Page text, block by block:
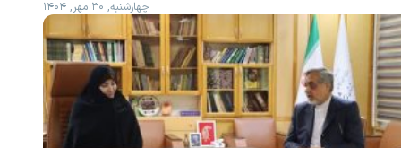
چهارشنبه, ۳۰ مهر, ۱۴۰۴